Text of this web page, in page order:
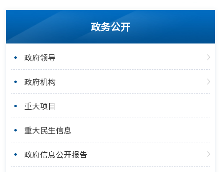
政务公开
政府领导
政府机构
重大项目
重大民生信息
政府信息公开报告